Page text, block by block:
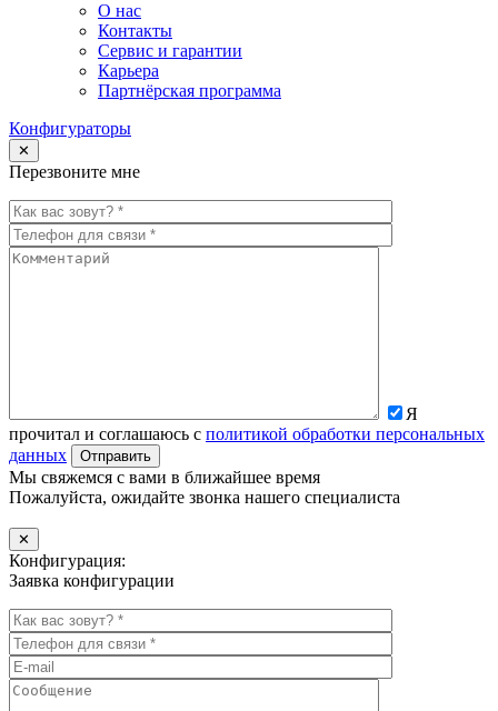
О нас
Контакты
Сервис и гарантии
Карьера
Партнёрская программа
Конфигураторы
✕
Перезвоните мне
Я
прочитал и соглашаюсь с политикой обработки персональных
данных
Мы свяжемся с вами в ближайшее время
Пожалуйста, ожидайте звонка нашего специалиста
✕
Конфигурация:
Заявка конфигурации